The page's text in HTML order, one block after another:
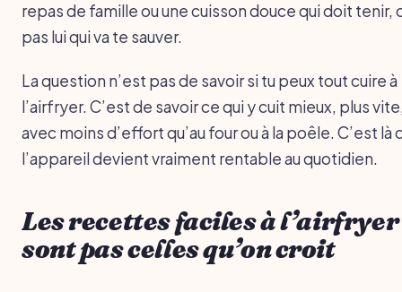
repas de famille ou une cuisson douce qui doit tenir,
pas lui qui va te sauver.
La question n’est pas de savoir si tu peux tout cuire à
l’airfryer. C’est de savoir ce qui y cuit mieux, plus
avec moins d’effort qu’au four ou à la poêle. C’est là
l’appareil devient vraiment rentable au quotidien.
Les recettes faciles à l’airfryer
sont pas celles qu’on croit